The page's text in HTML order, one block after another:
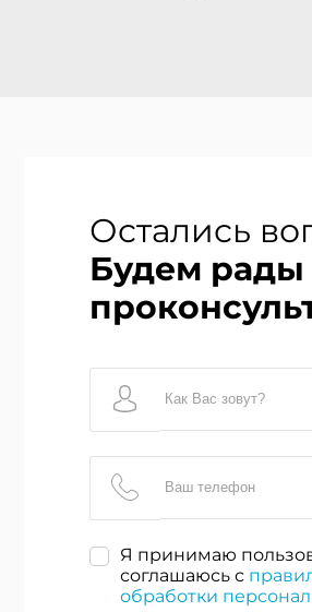
Остались
Будем рады
Я принимаю
соглашаюсь с
обработки